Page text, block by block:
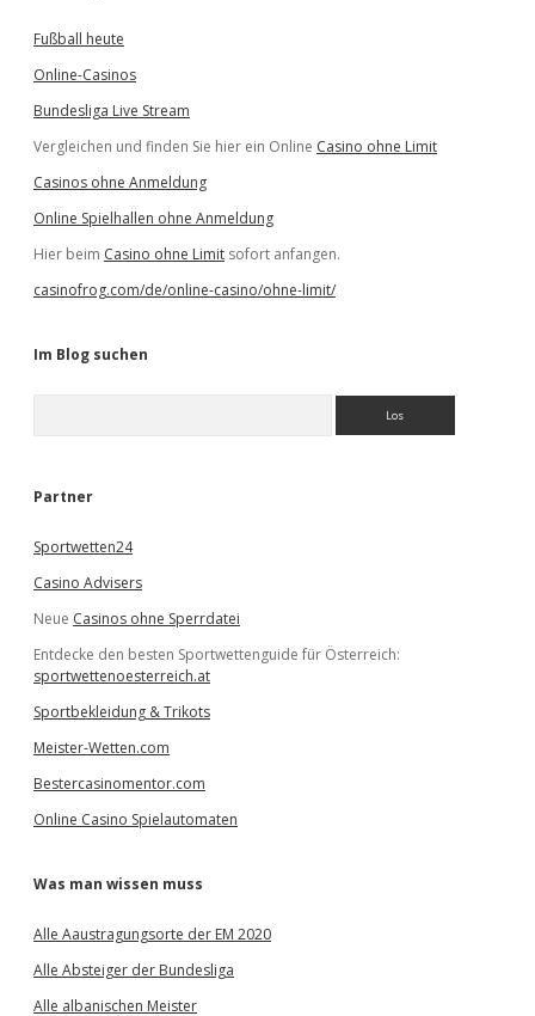
Fußball heute
Online-Casinos
Bundesliga Live Stream
Vergleichen und finden Sie hier ein Online Casino ohne Limit
Casinos ohne Anmeldung
Online Spielhallen ohne Anmeldung
Hier beim Casino ohne Limit sofort anfangen.
casinofrog.com/de/online-casino/ohne-limit/
Im Blog suchen
e
Partner
Sportwetten24
Casino Advisers
Neue Casinos ohne Sperrdatei
Entdecke den besten Sportwettenguide für Österreich:
sportwettenoesterreich.at
Sportbekleidung & Trikots
Meister-Wetten.com
Bestercasinomentor.com
Online Casino Spielautomaten
Was man wissen muss
Alle Aaustragungsorte der EM 2020
Alle Absteiger der Bundesliga
Alle albanischen Meister